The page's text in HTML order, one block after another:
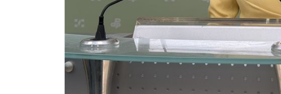
三立iNEWS新聞台線上直播 18:00
商場戰國來臨 台中「頂奢大道」逐漸成形
台彩父親節推新刮刮樂千萬頭獎超「爸」氣 12:00
「拍片人的多重宇宙」職涯論壇9/12登場！ 10:30